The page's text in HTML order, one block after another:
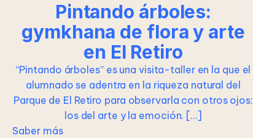
Pintando árboles:
gymkhana de flora y arte
en El Retiro
“Pintando árboles” es una visita-taller en la que el
alumnado se adentra en la riqueza natural del
Parque de El Retiro para observarla con otros ojos:
los del arte y la emoción. […]
Saber más